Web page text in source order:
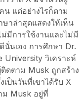
แต่อย่างไรก็ตาม
ษาล่าสุดแสดงให้เห็น
มีการใช้งานและไม่มี
นเอง การศึกษา Dr.
University วิเคราะห์
ดตาม Musk ถูกสร้าง
ป็นวันที่เขาได้รับ X
Musk อยู่ที่